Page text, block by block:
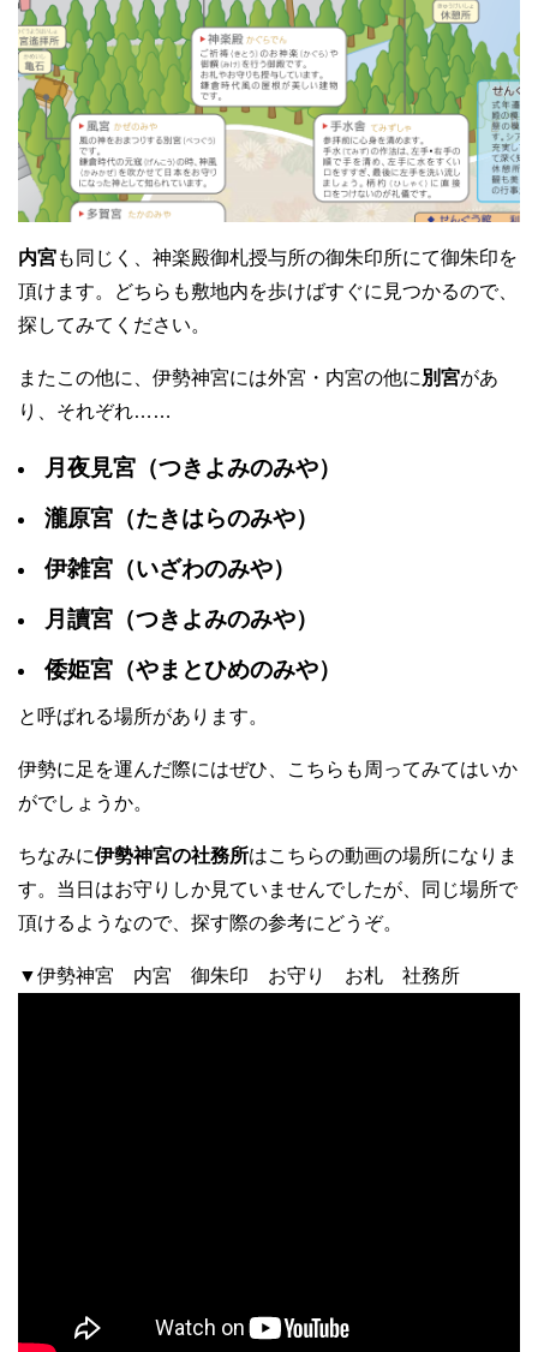
内宮も同じく、神楽殿御札授与所の御朱印所にて御朱印を
頂けます。どちらも敷地内を歩けばすぐに見つかるので、
探してみてください。
またこの他に、伊勢神宮には外宮・内宮の他に 別宮があ
り、それぞれ……
月夜見宮（つきよみのみや）
瀧原宮（たきはらのみや）
伊雑宮（いざわのみや）
月讀宮（つきよみのみや）
倭姫宮（やまとひめのみや）
と呼ばれる場所があります。
伊勢に足を運んだ際にはぜひ、こちらも周ってみてはいか
がでしょうか。
ちなみに伊勢神宮の社務所はこちらの動画の場所になりま
す。当日はお守りしか見ていませんでしたが、同じ場所で
頂けるようなので、探す際の参考にどうぞ。
▼伊勢神宮 内宮 御朱印 お守り お札 社務所